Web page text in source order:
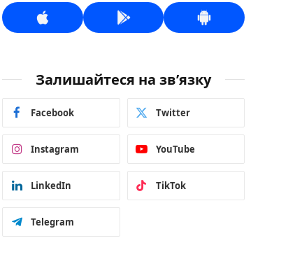
Залишайтеся на зв’язку
Facebook Twitter
Instagram YouTube
LinkedIn TikTok
Telegram